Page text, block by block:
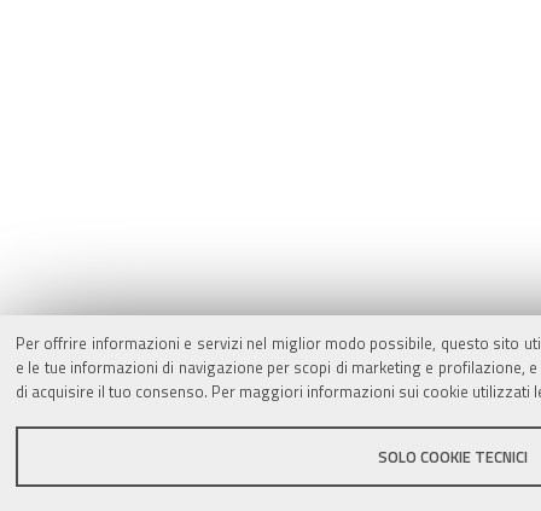
Per offrire informazioni e servizi nel miglior modo possibile, questo sito
e le tue informazioni di navigazione per scopi di marketing e
di acquisire il tuo consenso. Per maggiori informazioni sui cookie utilizzati
SOLO COOKIE TECNICI